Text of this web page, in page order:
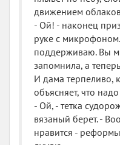
движением
- Ой! - наконец
руке с
поддерживаю. Вы
запомнила, а
И дама терпеливо,
объясняет, что
- Ой, - тетка
вязаный берет. -
нравится -